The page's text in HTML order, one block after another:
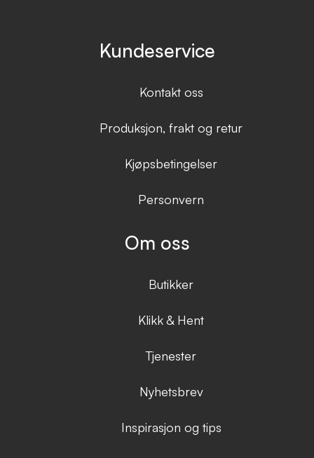
Kundeservice
Kontakt oss
Produksjon, frakt og retur
Kjøpsbetingelser
Personvern
Om oss
Butikker
Klikk & Hent
Tjenester
Nyhetsbrev
Inspirasjon og tips